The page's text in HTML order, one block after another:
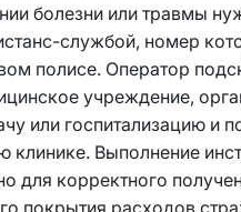
болезни или травмы
службой, номер
полисе. Оператор
учреждение,
или госпитализацию и
клинике. Выполнение
для корректного
покрытия расходов